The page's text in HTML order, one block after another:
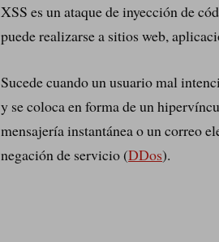
XSS es un ataque de inyección de
puede realizarse a sitios web,
Sucede cuando un usuario mal
y se coloca en forma de un
mensajería instantánea o un correo
negación de servicio (DDos).